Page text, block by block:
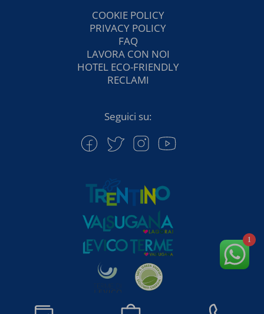
COOKIE POLICY
PRIVACY POLICY
FAQ
LAVORA CON NOI
HOTEL ECO-FRIENDLY
RECLAMI
Seguici su:
1